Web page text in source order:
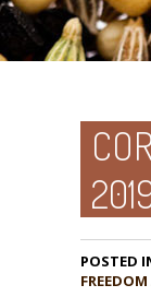
POSTED